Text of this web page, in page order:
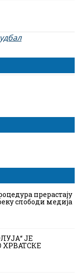
прерастају
слободи медија
ЈЕ